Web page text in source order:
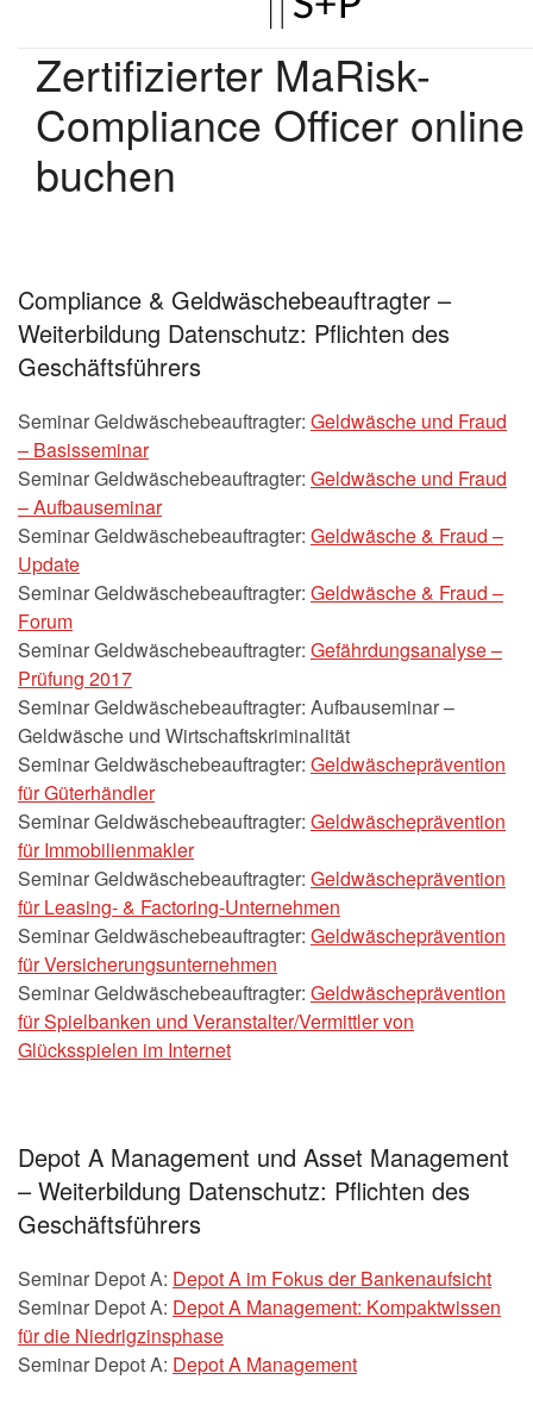
Compliance & Geldwäschebeauftragter –
Weiterbildung Datenschutz: Pflichten des
Geschäftsführers
Seminar Geldwäschebeauftragter: Geldwäsche und Fraud
– Basisseminar
Seminar Geldwäschebeauftragter: Geldwäsche und Fraud
– Aufbauseminar
Seminar Geldwäschebeauftragter: Geldwäsche & Fraud –
Update
Seminar Geldwäschebeauftragter: Geldwäsche & Fraud –
Forum
Seminar Geldwäschebeauftragter: Gefährdungsanalyse –
Prüfung 2017
Seminar Geldwäschebeauftragter: Aufbauseminar –
Geldwäsche und Wirtschaftskriminalität
Seminar Geldwäschebeauftragter: Geldwäscheprävention
für Güterhändler
Seminar Geldwäschebeauftragter: Geldwäscheprävention
für Immobilienmakler
Seminar Geldwäschebeauftragter: Geldwäscheprävention
für Leasing- & Factoring-Unternehmen
Seminar Geldwäschebeauftragter: Geldwäscheprävention
für Versicherungsunternehmen
Seminar Geldwäschebeauftragter: Geldwäscheprävention
für Spielbanken und Veranstalter/Vermittler von
Glücksspielen im Internet
Depot A Management und Asset Management
– Weiterbildung Datenschutz: Pflichten des
Geschäftsführers
Seminar Depot A: Depot A im Fokus der Bankenaufsicht
Seminar Depot A: Depot A Management: Kompaktwissen
für die Niedrigzinsphase
Seminar Depot A: Depot A Management